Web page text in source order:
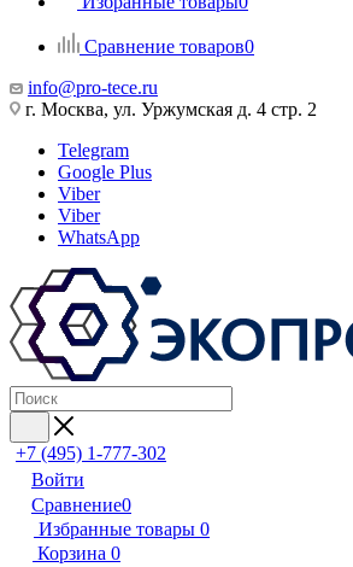
Сравнение товаров0
info@pro-tece.ru
г. Москва, ул. Уржумская д. 4 стр. 2
Telegram
Google Plus
Viber
Viber
WhatsApp
+7 (495) 1-777-302
Войти
Сравнение0
Избранные товары 0
Корзина 0